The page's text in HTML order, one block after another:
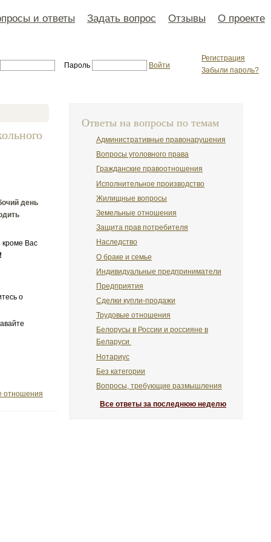
и ответы Задать вопрос Отзывы О проекте
Регистрация
Забыли пароль?
Пароль Войти
день
кроме Вас
о
отношения
Ответы на вопросы по темам
Административные правонарушения
Вопросы уголовного права
Гражданские правоотношения
Исполнительное производство
Жилищные вопросы
Земельные отношения
Защита прав потребителя
Наследство
О браке и семье
Индивидуальные предприниматели
Предприятия
Сделки купли-продажи
Трудовые отношения
Белорусы в России и россияне в
Беларуси
Нотариус
Без категории
Вопросы, требующие размышления
Все ответы за последнюю неделю